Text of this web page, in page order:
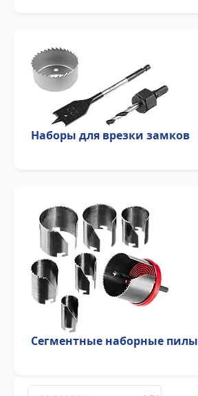
Наборы для врезки замков
Сегментные наборные пилы